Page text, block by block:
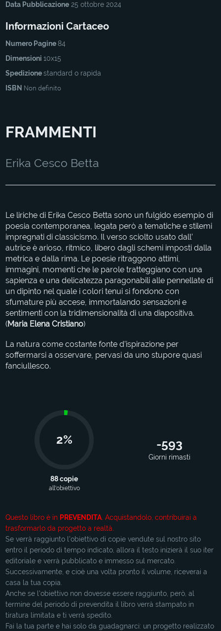
Data Pubblicazione 25 ottobre 2024
Informazioni Cartaceo
Numero Pagine84
Dimensioni10x15
Spedizionestandard o rapida
ISBN Non definito
FRAMMENTI
Erika Cesco Betta
Le liriche di Erika Cesco Betta sono un fulgido esempio di
poesia contemporanea, legata però a tematiche e stilemi
impregnati di classicismo. Il verso sciolto usato dall’
autrice è arioso, ritmico, libero dagli schemi imposti dalla
metrica e dalla rima. Le poesie ritraggono attimi,
immagini, momenti che le parole tratteggiano con una
sapienza e una delicatezza paragonabili alle pennellate di
un dipinto nel quale i colori tenui si fondono con
sfumature più accese, immortalando sensazioni e
sentimenti con la tridimensionalità di una diapositiva.
(Maria Elena Cristiano)
La natura come costante fonte d’ispirazione per
soffermarsi a osservare, pervasi da uno stupore quasi
fanciullesco.
2%
88 copie
all'obiettivo
-593
Giorni rimasti
Questo libro è in PREVENDITA . Acquistandolo, contribuirai a
trasformarlo da progetto a realtà.
Se verrà raggiunto l'obiettivo di copie vendute sul nostro sito
entro il periodo di tempo indicato, allora il testo inizierà il suo iter
editoriale e verrà pubblicato e immesso sul mercato.
Successivamente, e cioè una volta pronto il volume, riceverai a
casa la tua copia.
Anche se l'obiettivo non dovesse essere raggiunto, però, al
termine del periodo di prevendita il libro verrà stampato in
tiratura limitata e ti verrà spedito.
Fai la tua parte e hai solo da guadagnarci: un progetto realizzato